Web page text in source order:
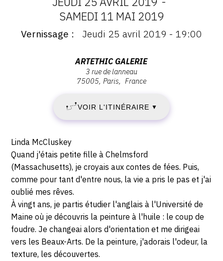
DATES
:
JEUDI
25
AVRIL
2019
-
SAMEDI
11
MAI
2019
SAMEDI 11 MAI 2019
Vernissage
Vernissage Jeudi 25 avril 2019 - 19:00
de
lanneau,
75005
Paris
ARTETHIC GALERIE
3 rue de lanneau
75005 Paris France
VOIR L'ITINÉRAIRE ▼
Description,
horaires...
Linda McCluskey
Quand j'étais petite fille à Chelmsford
(Massachusetts), je croyais aux contes de fées. Puis,
comme pour tant d'entre nous, la vie a pris le pas et j'ai
oublié mes rêves.
À vingt ans, je partis étudier l'anglais à l'Université de
Maine où je découvris la peinture à l'huile : le coup de
foudre. Je changeai alors d'orientation et me dirigeai
vers les Beaux-Arts. De la peinture, j'adorais l'odeur, la
texture, les découvertes.